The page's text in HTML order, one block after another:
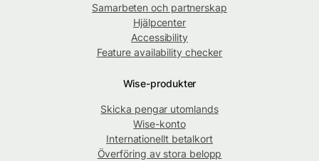
Samarbeten och partnerskap
Hjälpcenter
Accessibility
Feature availability checker
Wise-produkter
Skicka pengar utomlands
Wise-konto
Internationellt betalkort
Överföring av stora belopp